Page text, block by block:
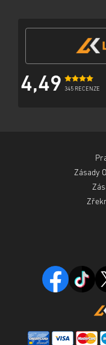
4,49 345 RECENZE
Zásady